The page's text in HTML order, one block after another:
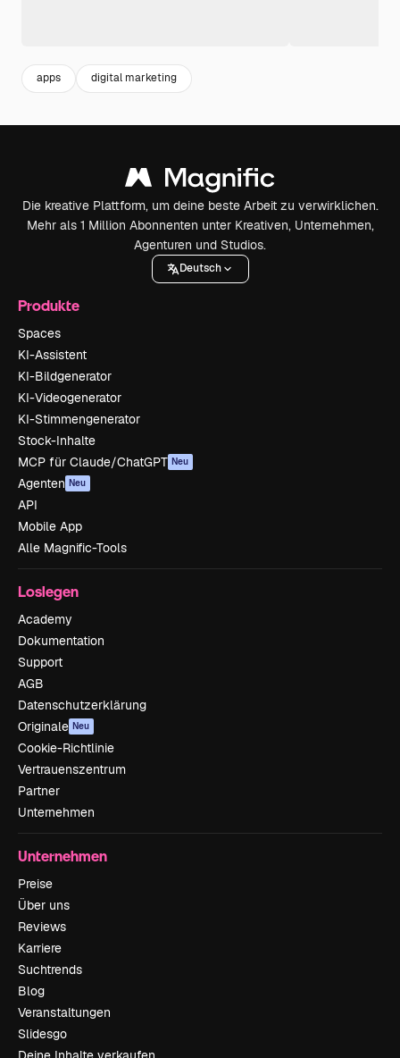
apps digital marketing
Die kreative Plattform, um deine beste Arbeit zu verwirklichen.
Mehr als 1 Million Abonnenten unter Kreativen, Unternehmen,
Agenturen und Studios.
Deutsch
Produkte
Spaces
KI-Assistent
KI-Bildgenerator
KI-Videogenerator
KI-Stimmengenerator
Stock-Inhalte
MCP für Claude/ChatGPT Neu
Agenten Neu
API
Mobile App
Alle Magnific-Tools
Loslegen
Academy
Dokumentation
Support
AGB
Datenschutzerklärung
Originale Neu
Cookie-Richtlinie
Vertrauenszentrum
Partner
Unternehmen
Unternehmen
Preise
Über uns
Reviews
Karriere
Suchtrends
Blog
Veranstaltungen
Slidesgo